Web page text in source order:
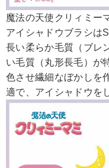
魔法の天使クリィミー
アイシャドウブラシは
長い柔らか毛質（ブレ
い毛質（丸形長毛）が
色させ繊細なぼかしを
適で、アイシャドウを